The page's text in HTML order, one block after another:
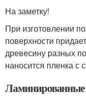
На заметку!
При изготовлении
поверхности
древесину разных
наносится пленка с
Ламинированные